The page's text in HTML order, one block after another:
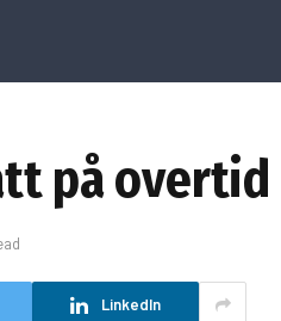
på overtid
LinkedIn